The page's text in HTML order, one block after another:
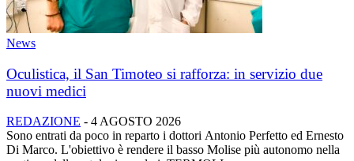
News
Oculistica, il San Timoteo si rafforza: in servizio due
nuovi medici
REDAZIONE - 4 AGOSTO 2026
Sono entrati da poco in reparto i dottori Antonio Perfetto ed Ernesto
Di Marco. L'obiettivo è rendere il basso Molise più autonomo nella